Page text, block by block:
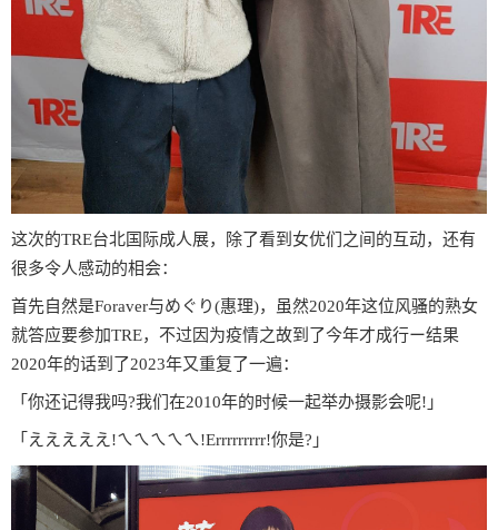
这次的TRE台北国际成人展，除了看到女优们之间的互动，还有
很多令人感动的相会：
首先自然是Foraver与めぐり(惠理)，虽然2020年这位风骚的熟女
就答应要参加TRE，不过因为疫情之故到了今年才成行ー结果
2020年的话到了2023年又重复了一遍：
「你还记得我吗?我们在2010年的时候一起举办摄影会呢!」
「えええええ!ㄟㄟㄟㄟㄟ!Errrrrrrrr!你是?」